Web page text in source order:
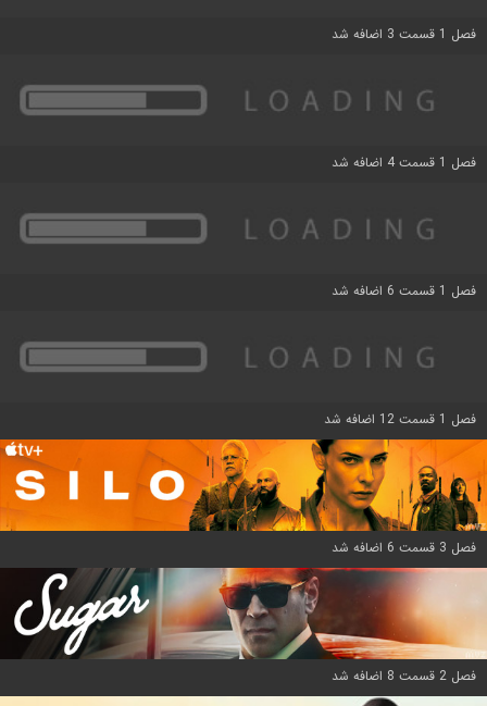
فصل 1 قسمت 3 اضافه شد
فصل 1 قسمت 4 اضافه شد
فصل 1 قسمت 6 اضافه شد
فصل 1 قسمت 12 اضافه شد
فصل 3 قسمت 6 اضافه شد
فصل 2 قسمت 8 اضافه شد